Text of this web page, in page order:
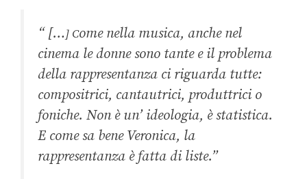
“ […] Come nella musica, anche nel
cinema le donne sono tante e il problema
della rappresentanza ci riguarda tutte:
compositrici, cantautrici, produttrici o
foniche. Non è un’ ideologia, è statistica.
E come sa bene Veronica, la
rappresentanza è fatta di liste.”